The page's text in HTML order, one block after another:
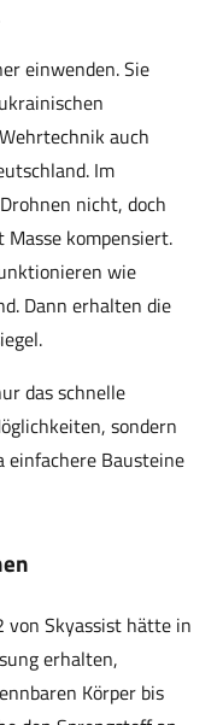
einwenden. Sie
auch
Im
nicht, doch
kompensiert.
wie
Dann erhalten die
das schnelle
sondern
einfachere Bausteine
von Skyassist hätte in
erhalten,
Körper bis